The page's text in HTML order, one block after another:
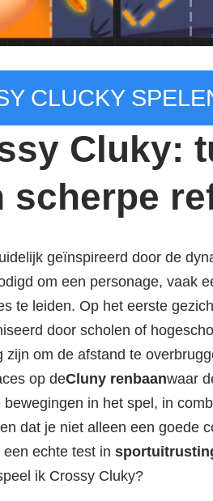
CLUCKY
Cluky:
scherpe
geïnspireerd door de
om een personage, vaak
te leiden. Op het eerste
door scholen of
om de afstand te
op deCluny renbaanwaar
in het spel, in
dat je niet alleen een goede
echte test in
ik Crossy Cluky?